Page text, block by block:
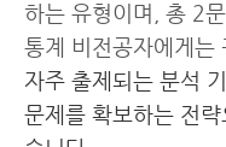
하는 유형이며, 총 2
통계 비전공자에게는
자주 출제되는 분석
문제를 확보하는 전